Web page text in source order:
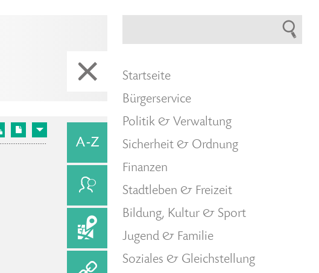
Startseite
Bürgerservice
Politik & Verwaltung
Sicherheit & Ordnung
Finanzen
Stadtleben & Freizeit
Bildung, Kultur & Sport
Jugend & Familie
Soziales & Gleichstellung